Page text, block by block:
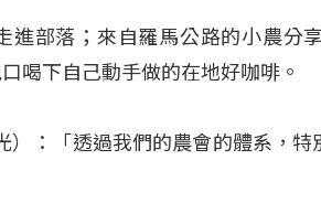
進部落；來自羅馬公路的小農分
喝下自己動手做的在地好咖啡。
）：「透過我們的農會的體系，